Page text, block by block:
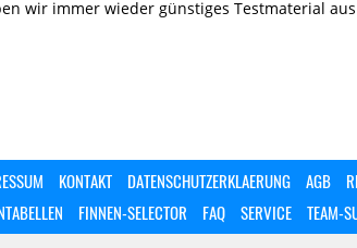
wir immer wieder günstiges Testmaterial
KONTAKT DATENSCHUTZERKLAERUNG AGB
FINNEN-SELECTOR FAQ SERVICE TEAM-